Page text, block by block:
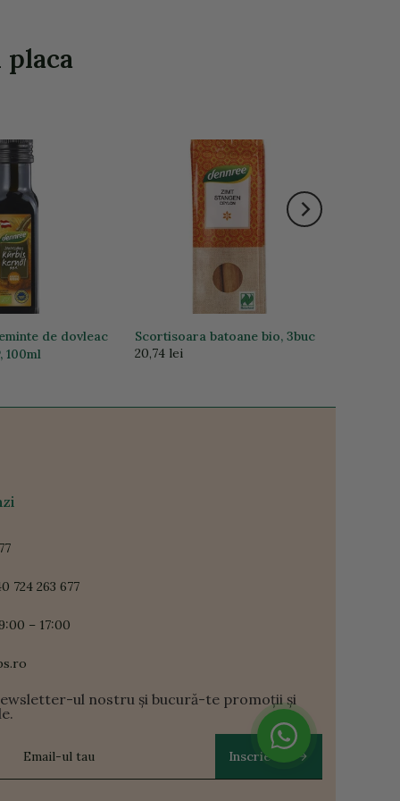
de dovleac
100ml
Scortisoara batoane bio, 3buc
20,74 lei
724 263 677
– 17:00
ul nostru și bucură-te promoții și
Inscrie-te